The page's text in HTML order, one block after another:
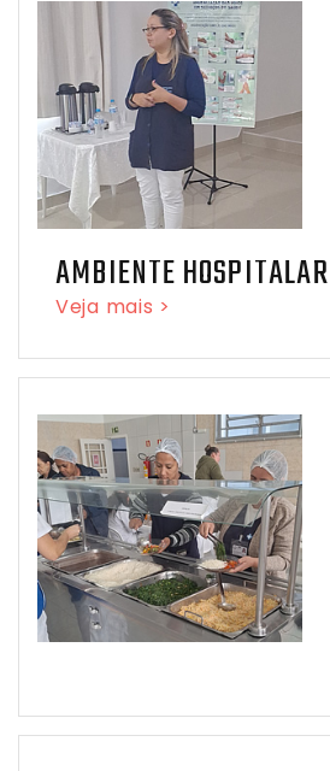
AMBIENTE HOSPITALAR
Veja mais >